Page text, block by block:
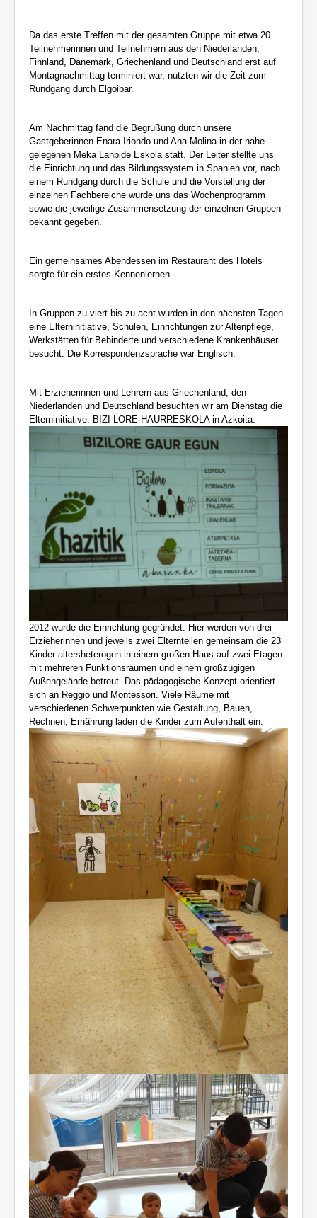
Da das erste Treffen mit der gesamten Gruppe mit etwa 20
Teilnehmerinnen und Teilnehmern aus den Niederlanden,
Finnland, Dänemark, Griechenland und Deutschland erst auf
Montagnachmittag terminiert war, nutzten wir die Zeit zum
Rundgang durch Elgoibar.
Am Nachmittag fand die Begrüßung durch unsere
Gastgeberinnen Enara Iriondo und Ana Molina in der nahe
gelegenen Meka Lanbide Eskola statt. Der Leiter stellte uns
die Einrichtung und das Bildungssystem in Spanien vor, nach
einem Rundgang durch die Schule und die Vorstellung der
einzelnen Fachbereiche wurde uns das Wochenprogramm
sowie die jeweilige Zusammensetzung der einzelnen Gruppen
bekannt gegeben.
Ein gemeinsames Abendessen im Restaurant des Hotels
sorgte für ein erstes Kennenlernen.
In Gruppen zu viert bis zu acht wurden in den nächsten Tagen
eine Elterninitiative, Schulen, Einrichtungen zur Altenpflege,
Werkstätten für Behinderte und verschiedene Krankenhäuser
besucht. Die Korrespondenzsprache war Englisch.
Mit Erzieherinnen und Lehrern aus Griechenland, den
Niederlanden und Deutschland besuchten wir am Dienstag die
Elterninitiative. BIZI-LORE HAURRESKOLA in Azkoita.
2012 wurde die Einrichtung gegründet. Hier werden von drei
Erzieherinnen und jeweils zwei Elternteilen gemeinsam die 23
Kinder altersheterogen in einem großen Haus auf zwei Etagen
mit mehreren Funktionsräumen und einem großzügigen
Außengelände betreut. Das pädagogische Konzept orientiert
sich an Reggio und Montessori. Viele Räume mit
verschiedenen Schwerpunkten wie Gestaltung, Bauen,
Rechnen, Ernährung laden die Kinder zum Aufenthalt ein.